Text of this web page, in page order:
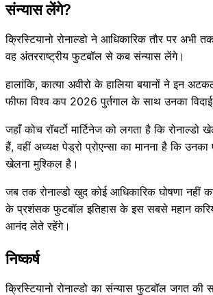
संन्यास लेंगे?
क्रिस्टियानो रोनाल्डो ने आधिकारिक तौर पर अभी
वह अंतरराष्ट्रीय फुटबॉल से कब संन्यास लेंगे।
हालांकि, कात्या अवीरो के हालिया बयानों ने इन
फीफा विश्व कप 2026 पुर्तगाल के साथ उनका विदाई
जहाँ कोच रॉबर्टो मार्टिनेज को लगता है कि
हैं, वहीं अध्यक्ष पेड्रो प्रोएन्सा का मानना है कि
खेलना मुश्किल है।
जब तक रोनाल्डो खुद कोई आधिकारिक घोषणा नहीं
के प्रशंसक फुटबॉल इतिहास के इस सबसे महान
आनंद लेते रहेंगे।
निष्कर्ष
क्रिस्टियानो रोनाल्डो का संन्यास फुटबॉल जगत की